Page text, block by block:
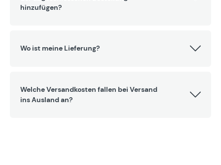
hinzufügen?
Wo ist meine Lieferung?
Welche Versandkosten fallen bei Versand
ins Ausland an?